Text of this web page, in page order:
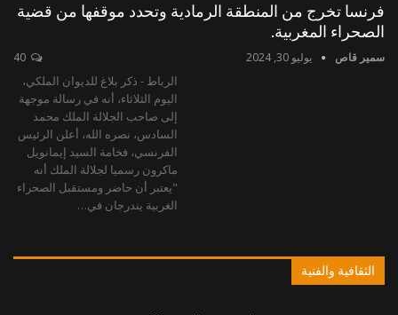
فرنسا تخرج من المنطقة الرمادية وتحدد موقفها من قضية
الصحراء المغربية.
سمير قاص يوليو 30, 2024
الرباط - ذكر بلاغ للديوان الملكي،
اليوم الثلاثاء، أنه في رسالة موجهة
إلى صاحب الجلالة الملك محمد
السادس، نصره الله، أعلن الرئيس
الفرنسي، فخامة السيد إيمانويل
ماكرون رسميا لجلالة الملك أنه
"يعتبر أن حاضر ومستقبل الصحراء
الغربية يندرجان في…
الثقافية والفنية